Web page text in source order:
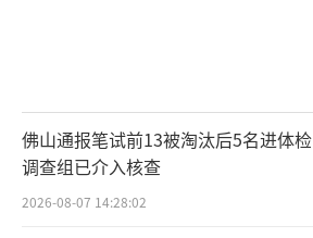
佛山通报笔试前13被淘汰后5名进体检
调查组已介入核查
2026-08-07 14:28:02